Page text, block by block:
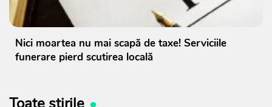
Nici moartea nu mai scapă de taxe! Serviciile
funerare pierd scutirea locală